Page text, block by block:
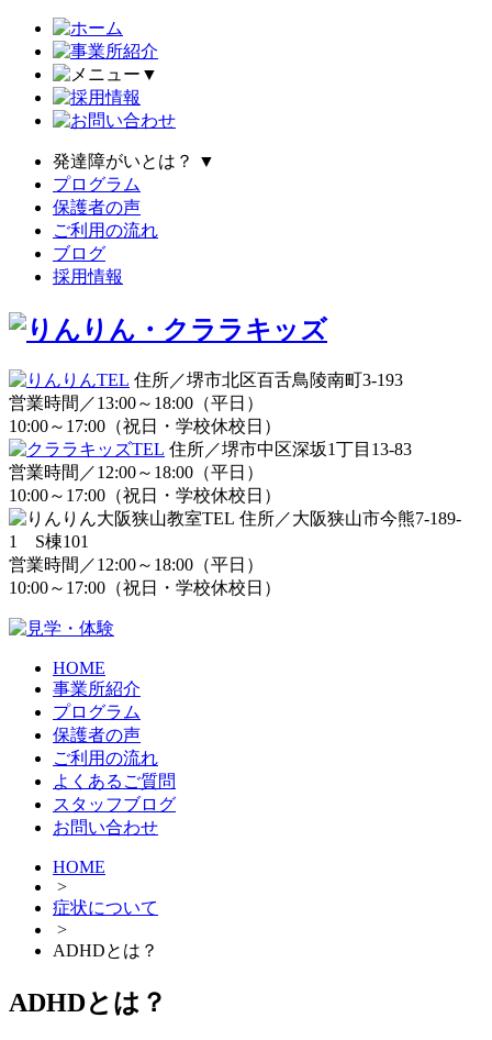
▼
発達障がいとは？
▼
プログラム
保護者の声
ご利用の流れ
ブログ
採用情報
住所／堺市北区百舌鳥陵南町3-193
営業時間／13:00～18:00（平日）
10:00～17:00（祝日・学校休校日）
住所／堺市中区深坂1丁目13-83
営業時間／12:00～18:00（平日）
10:00～17:00（祝日・学校休校日）
住所／大阪狭山市今熊7-189-
1 S棟101
営業時間／12:00～18:00（平日）
10:00～17:00（祝日・学校休校日）
HOME
事業所紹介
プログラム
保護者の声
ご利用の流れ
よくあるご質問
スタッフブログ
お問い合わせ
HOME
>
症状について
>
ADHDとは？
ADHDとは？